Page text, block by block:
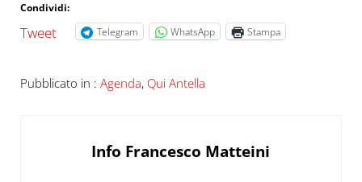
Condividi:
Tweet Telegram WhatsApp Stampa
Pubblicato in : Agenda, Qui Antella
Info Francesco Matteini